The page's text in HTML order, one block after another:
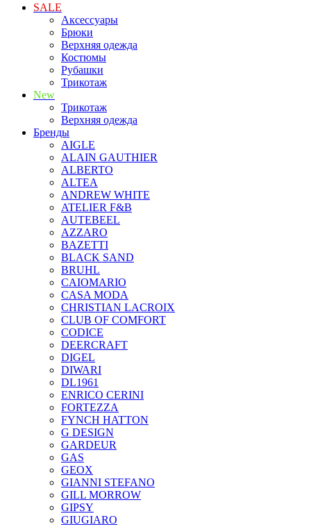
SALE
Аксессуары
Брюки
Верхняя одежда
Костюмы
Рубашки
Трикотаж
New
Трикотаж
Верхняя одежда
Бренды
AIGLE
ALAIN GAUTHIER
ALBERTO
ALTEA
ANDREW WHITE
ATELIER F&B
AUTEBEEL
AZZARO
BAZETTI
BLACK SAND
BRUHL
CAIOMARIO
CASA MODA
CHRISTIAN LACROIX
CLUB OF COMFORT
CODICE
DEERCRAFT
DIGEL
DIWARI
DL1961
ENRICO CERINI
FORTEZZA
FYNCH HATTON
G DESIGN
GARDEUR
GAS
GEOX
GIANNI STEFANO
GILL MORROW
GIPSY
GIUGIARO